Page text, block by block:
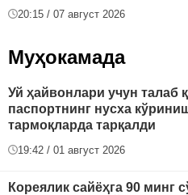
20:15 / 07 август 2026
Муҳокамада
Уй ҳайвонлари учун талаб
паспортнинг нусха
тармоқларда тарқалди
19:42 / 01 август 2026
Кореялик сайёҳга 90 минг